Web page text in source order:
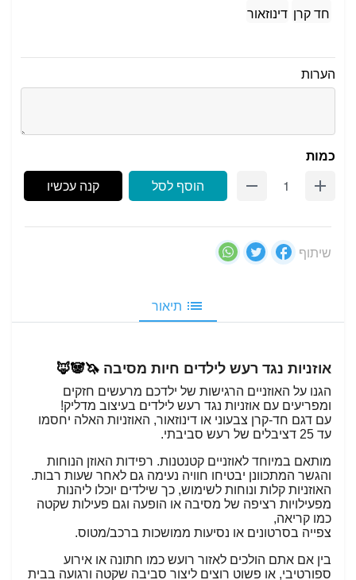
חד קרן דינוזאור
הערות
כמות
הוסף לסל
קנה עכשיו
שיתוף
תיאור
אוזניות נגד רעש לילדים חיות מסיבה 🦄🐼🦊
הגנו על האוזניים הרגישות של ילדכם מרעשים חזקים
ומפריעים עם אוזניות נגד רעש לילדים בעיצוב מדליק!
עם דגם חד-קרן צבעוני או דינוזאור, האוזניות האלה יחסמו
עד 25 דציבלים של רעש סביבתי.
מותאם במיוחד לאוזניים קטנטנות. רפידות האוזן הנוחות
והגשר המתכוונן יבטיחו חוויה נעימה גם לאחר שעות רבות.
האוזניות קלות ונוחות לשימוש, כך שילדים יוכלו ליהנות
מפעילויות רציפה של מסיבה או הופעה וגם פעילות שקטה
כמו קריאה,
צפייה בסרטונים או נסיעות ממושכות ברכב/מטוס.
בין אם אתם הולכים לאזור רועש כמו חתונה או אירוע
ספורטיבי, או פשוט רוצים ליצור סביבה שקטה ורגועה בבית